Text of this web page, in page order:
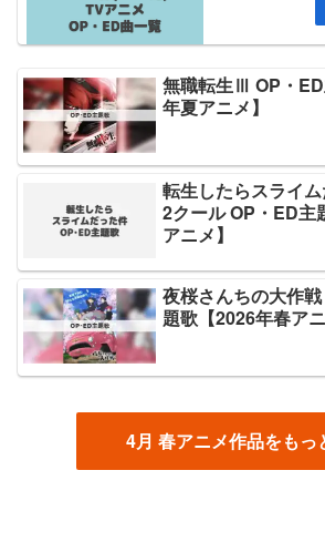
無職転生Ⅲ OP・
年夏アニメ】
転生したらスライ
2クール OP・ED主
アニメ】
夜桜さんちの大作
題歌【2026年春アニ
4月 春アニメ作品をもっ